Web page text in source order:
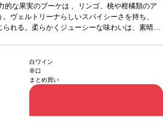
親しみやすい。口当たりも良く、すぐに愉しめ
ナー・ヴェルトリーナー葡萄品種サステナブル
場合、在庫があり価格が同様の場合は自動的に
的な果実のブーケは 、リンゴ、桃や柑橘類のア
ヴェルトリーナらしいスパイシーさを持ち、
れる。柔らかくジューシーな味わいは、素晴ら
場合、在庫があり価格が同様の場合は自動的に
ご了承ください。
白ワイン
辛口
まとめ買い